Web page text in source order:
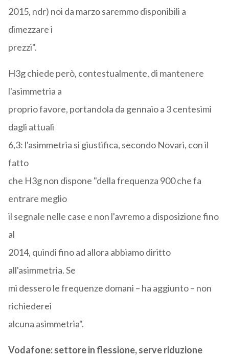
2015, ndr) noi da marzo saremmo disponibili a
dimezzare i
prezzi".
H3g chiede però, contestualmente, di mantenere
l'asimmetria a
proprio favore, portandola da gennaio a 3 centesimi
dagli attuali
6,3: l'asimmetria si giustifica, secondo Novari, con il
fatto
che H3g non dispone "della frequenza 900 che fa
entrare meglio
il segnale nelle case e non l'avremo a disposizione fino
al
2014, quindi fino ad allora abbiamo diritto
all'asimmetria. Se
mi dessero le frequenze domani – ha aggiunto – non
richiederei
alcuna asimmetria".
Vodafone: settore in flessione, serve riduzione